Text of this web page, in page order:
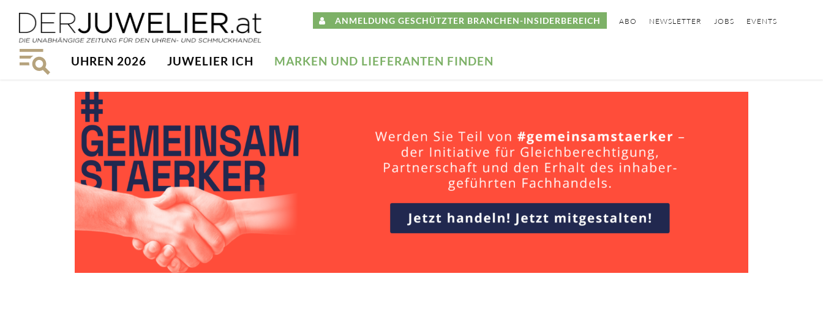
ANMELDUNG GESCHÜTZTER BRANCHEN-INSIDERBEREICH ABO NEWSLETTER JOBS EVENTS
UHREN 2026 JUWELIER ICH MARKEN UND LIEFERANTEN FINDEN